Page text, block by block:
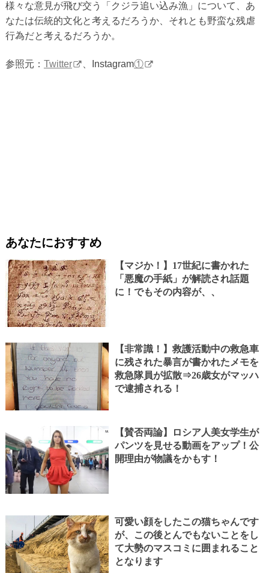
様々な意見が飛び交う「クジラ追い込み漁」について、あ
なたは伝統的文化と考えるだろうか、それとも野蛮な残虐
行為だと考えるだろうか。
参照元： Twitter 、Instagram①
あなたにおすすめ
【マジか！】17世紀に書かれた
「悪魔の手紙」が解読され話題
に！でもその内容が、、
【非常識！】救護活動中の救急車
に残された暴言が書かれたメモを
救急隊員が拡散⇒26歳女がマッハ
で逮捕される！
【賛否両論】ロシア人美女学生が
パンツを見せる動画をアップ！公
開理由が物議をかもす！
可愛い顔をしたこの猫ちゃんです
が、この後とんでもないことをし
て大勢のマスコミに囲まれること
となります